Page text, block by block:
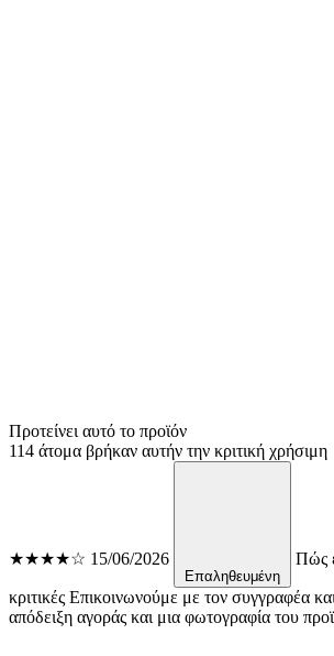
Προτείνει αυτό το προϊόν
114 άτομα βρήκαν αυτήν την κριτική χρήσιμη
★★★★☆ 15/06/2026
Επαληθευμένη
Πώς
κριτικές Επικοινωνούμε με τον συγγραφέα
απόδειξη αγοράς και μια φωτογραφία του